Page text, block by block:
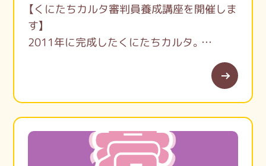
【くにたちカルタ審判員養成講座を開催しま
す】
2011年に完成したくにたちカルタ。
句は小学生から104歳の方まで幅広い市民
の皆さんから集まった1144句の中から、ボ
ランティアセンター運営委員会で46句を選
び、絵札は国立市にゆかりのあるプロの方や
で描いていただいた、自慢の郷土カルタで